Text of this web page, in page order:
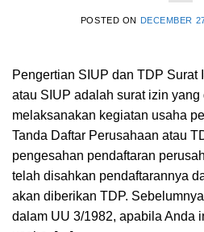
POSTED ON DECEMBER
Pengertian SIUP dan TDP Surat
atau SIUP adalah surat izin
melaksanakan kegiatan usaha
Tanda Daftar Perusahaan atau
pengesahan pendaftaran
telah disahkan pendaftarannya
akan diberikan TDP.
dalam UU 3/1982, apabila Anda